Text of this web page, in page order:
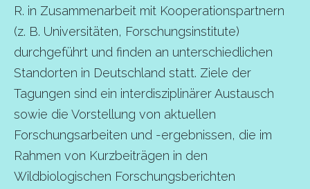
R. in Zusammenarbeit mit Kooperationspartnern
(z. B. Universitäten, Forschungsinstitute)
durchgeführt und finden an unterschiedlichen
Standorten in Deutschland statt. Ziele der
Tagungen sind ein interdisziplinärer Austausch
sowie die Vorstellung von aktuellen
Forschungsarbeiten und -ergebnissen, die im
Rahmen von Kurzbeiträgen in den
Wildbiologischen Forschungsberichten